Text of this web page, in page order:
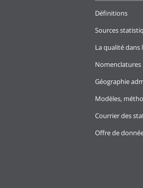
Définitions
Sources
La qualité dans
Nomenclatures
Géographie
Modèles,
Courrier des
Offre de